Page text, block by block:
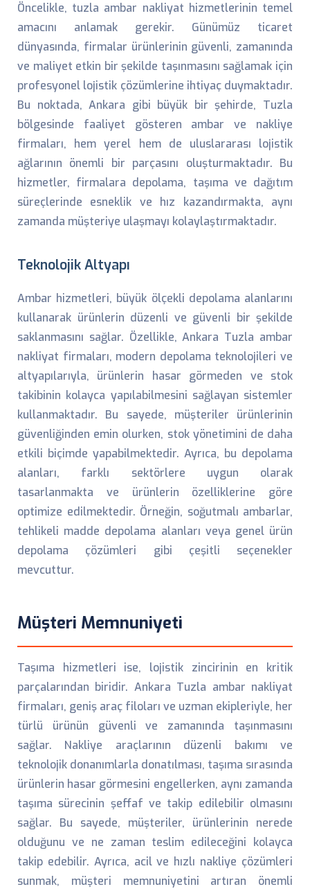
Öncelikle, tuzla ambar nakliyat hizmetlerinin temel
amacını anlamak gerekir. Günümüz ticaret
dünyasında, firmalar ürünlerinin güvenli, zamanında
ve maliyet etkin bir şekilde taşınmasını sağlamak için
profesyonel lojistik çözümlerine ihtiyaç duymaktadır.
Bu noktada, Ankara gibi büyük bir şehirde, Tuzla
bölgesinde faaliyet gösteren ambar ve nakliye
firmaları, hem yerel hem de uluslararası lojistik
ağlarının önemli bir parçasını oluşturmaktadır. Bu
hizmetler, firmalara depolama, taşıma ve dağıtım
süreçlerinde esneklik ve hız kazandırmakta, aynı
zamanda müşteriye ulaşmayı kolaylaştırmaktadır.
Teknolojik Altyapı
Ambar hizmetleri, büyük ölçekli depolama alanlarını
kullanarak ürünlerin düzenli ve güvenli bir şekilde
saklanmasını sağlar. Özellikle, Ankara Tuzla ambar
nakliyat firmaları, modern depolama teknolojileri ve
altyapılarıyla, ürünlerin hasar görmeden ve stok
takibinin kolayca yapılabilmesini sağlayan sistemler
kullanmaktadır. Bu sayede, müşteriler ürünlerinin
güvenliğinden emin olurken, stok yönetimini de daha
etkili biçimde yapabilmektedir. Ayrıca, bu depolama
alanları, farklı sektörlere uygun olarak
tasarlanmakta ve ürünlerin özelliklerine göre
optimize edilmektedir. Örneğin, soğutmalı ambarlar,
tehlikeli madde depolama alanları veya genel ürün
depolama çözümleri gibi çeşitli seçenekler
mevcuttur.
Müşteri Memnuniyeti
Taşıma hizmetleri ise, lojistik zincirinin en kritik
parçalarından biridir. Ankara Tuzla ambar nakliyat
firmaları, geniş araç filoları ve uzman ekipleriyle, her
türlü ürünün güvenli ve zamanında taşınmasını
sağlar. Nakliye araçlarının düzenli bakımı ve
teknolojik donanımlarla donatılması, taşıma sırasında
ürünlerin hasar görmesini engellerken, aynı zamanda
taşıma sürecinin şeffaf ve takip edilebilir olmasını
sağlar. Bu sayede, müşteriler, ürünlerinin nerede
olduğunu ve ne zaman teslim edileceğini kolayca
takip edebilir. Ayrıca, acil ve hızlı nakliye çözümleri
sunmak, müşteri memnuniyetini artıran önemli